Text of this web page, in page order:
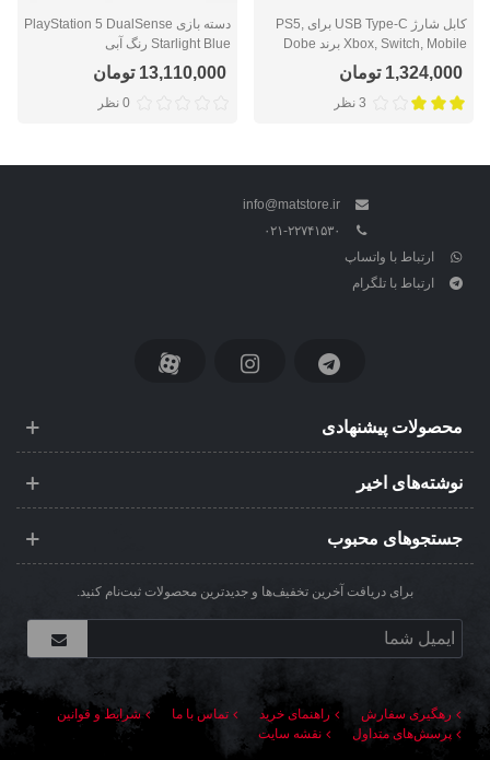
کابل شارژ USB Type-C برای PS5,
Xbox, Switch, Mobile برند Dobe
1,324,000 تومان
3 نظر
دسته بازی PlayStation 5 DualSense
Starlight Blue رنگ آبی
13,110,000 تومان
0 نظر
info@matstore.ir
۰۲۱-۲۲۷۴۱۵۳۰
ارتباط با واتساپ
ارتباط با تلگرام
محصولات پیشنهادی
نوشته‌های اخیر
جستجوهای محبوب
برای دریافت آخرین تخفیف‌ها و جدیدترین محصولات ثبت‌نام کنید.
رهگیری سفارش راهنمای خرید تماس با ما
شرایط و قوانین
پرسش‌های متداول
نقشه سایت